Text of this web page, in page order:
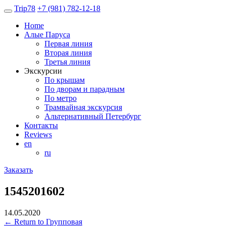
Trip78 +7 (981) 782-12-18
Home
Алые Паруса
Первая линия
Вторая линия
Третья линия
Экскурсии
По крышам
По дворам и парадным
По метро
Трамвайная экскурсия
Альтернативный Петербург
Контакты
Reviews
en
ru
Заказать
1545201602
14.05.2020
← Return to Групповая